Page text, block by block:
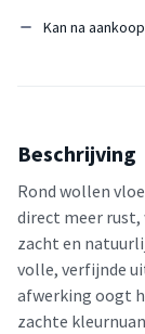
Kan na
Beschrijving
Rond wollen
direct meer
zacht en
volle, verfijnde
afwerking oogt
zachte